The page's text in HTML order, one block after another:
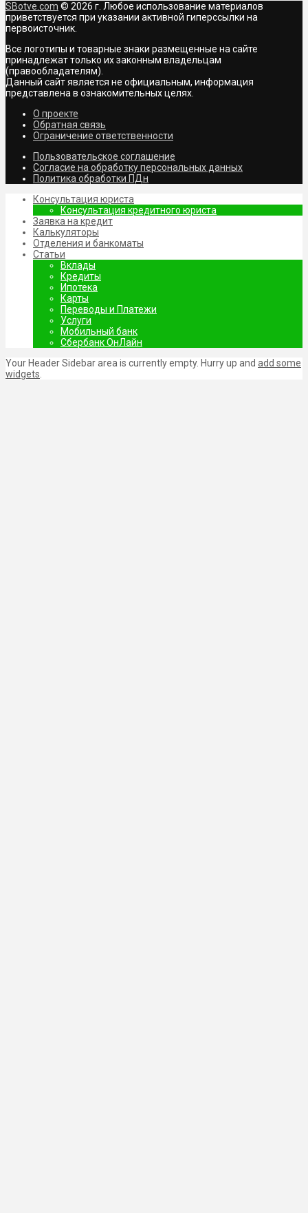
SBotve.com © 2026 г. Любое использование материалов
приветствуется при указании активной гиперссылки на
первоисточник.
Все логотипы и товарные знаки размещенные на сайте
принадлежат только их законным владельцам
(правообладателям).
Данный сайт является не официальным, информация
представлена в ознакомительных целях.
О проекте
Обратная связь
Ограничение ответственности
Пользовательское соглашение
Согласие на обработку персональных данных
Политика обработки ПДн
Консультация юриста
Консультация кредитного юриста
Заявка на кредит
Калькуляторы
Отделения и банкоматы
Статьи
Вклады
Кредиты
Ипотека
Карты
Переводы и Платежи
Услуги
Мобильный банк
Сбербанк ОнЛайн
Your Header Sidebar area is currently empty. Hurry up and add some
widgets.